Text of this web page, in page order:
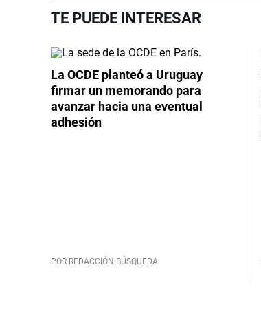
TE PUEDE INTERESAR
La OCDE planteó a Uruguay
firmar un memorando para
avanzar hacia una eventual
adhesión
POR REDACCIÓN BÚSQUEDA